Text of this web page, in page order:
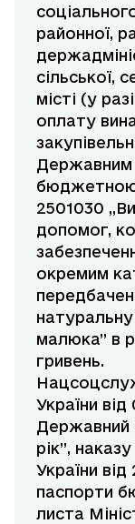
районної,
сільської,
місті (у
оплату
Державним
2501030
допомог,
окремим
малюка” в
гривень.
України
Державний
рік”,
України
паспорти
листа